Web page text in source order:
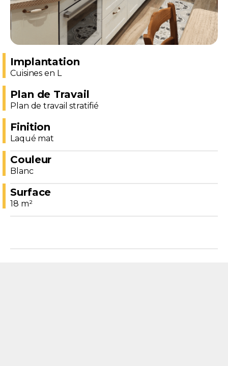
Implantation
Cuisines en L
Plan de Travail
Plan de travail stratifié
Finition
Laqué mat
Couleur
Blanc
Surface
18 m²